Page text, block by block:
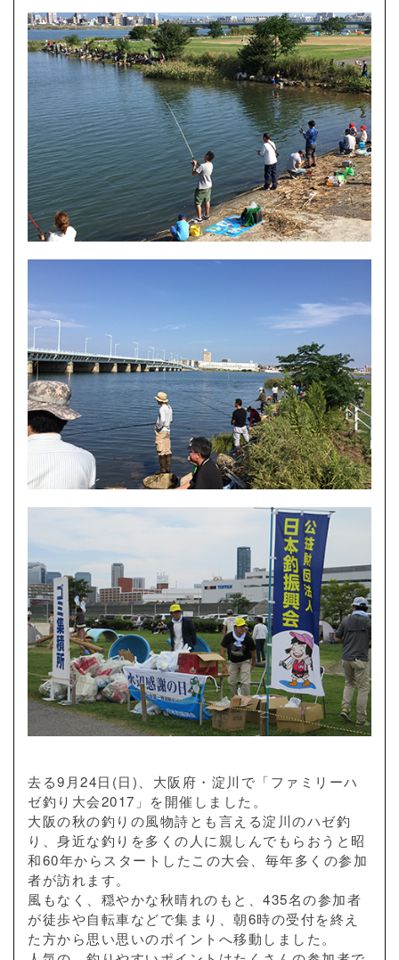
去る9月24日(日)、大阪府・淀川で「ファミリーハ
ゼ釣り大会2017」を開催しました。
大阪の秋の釣りの風物詩とも言える淀川のハゼ釣
り、身近な釣りを多くの人に親しんでもらおうと昭
和60年からスタートしたこの大会、毎年多くの参加
者が訪れます。
風もなく、穏やかな秋晴れのもと、435名の参加者
が徒歩や自転車などで集まり、朝6時の受付を終え
た方から思い思いのポイントへ移動しました。